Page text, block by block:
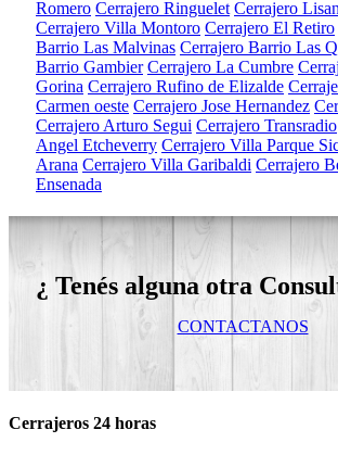
Romero Cerrajero Ringuelet Cerrajero
Cerrajero Villa Montoro Cerrajero El Retiro
Barrio Las Malvinas Cerrajero Barrio Las
Barrio Gambier Cerrajero La Cumbre
Gorina Cerrajero Rufino de Elizalde
Carmen oeste Cerrajero Jose Hernandez
Cerrajero Arturo Segui Cerrajero Transradio
Angel Etcheverry Cerrajero Villa Parque
Arana Cerrajero Villa Garibaldi Cerrajero
Ensenada
¿ Tenés alguna otra
CONTACTANOS
Cerrajeros 24 horas